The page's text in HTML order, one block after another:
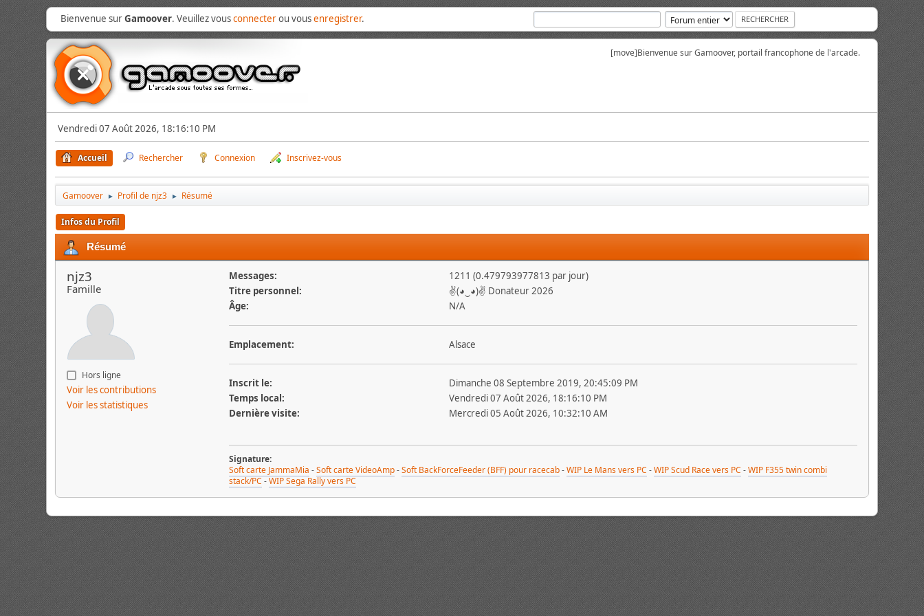
Bienvenue surGamoover. Veuillez vousconnecterou vousenregistrer.
[move]Bienvenue sur Gamoover, portail francophone de l'arcade.
Vendredi 07 Août 2026, 18:16:10 PM
Accueil Rechercher Connexion Inscrivez-vous
Gamoover ► Profil de njz3 ► Résumé
Infos du Profil
Résumé
njz3
Famille
Hors ligne
Voir les contributions
Voir les statistiques
Messages:
1211 (0.479793977813 par jour)
Titre personnel:
✌(◕‿◕)✌ Donateur 2026
Âge:
N/A
Emplacement: Alsace
Inscrit le:
Dimanche 08 Septembre 2019, 20:45:09 PM
Temps local:
Vendredi 07 Août 2026, 18:16:10 PM
Dernière visite:
Mercredi 05 Août 2026, 10:32:10 AM
Signature:
Soft carte JammaMia -Soft carte VideoAmp-Soft BackForceFeeder (BFF) pour racecab-WIP Le Mans vers PC -WIP Scud Race vers PC -WIP F355 twin combi
stack/PC -WIP Sega Rally vers PC